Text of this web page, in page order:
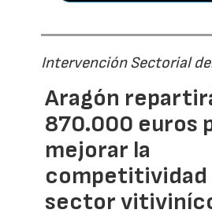
Intervención Sectorial
Aragón
870.000 euros
mejorar la
competitividad
sector